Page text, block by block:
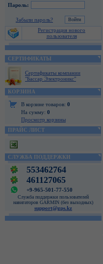
Пароль:
Забыли пароль?
Регистрация нового
пользователя
СЕРТИФИКАТЫ
Сертификаты компании
"Бассар Электроникс"
КОРЗИНА
В корзине товаров: 0
На сумму: 0
Просмотр корзины
ПРАЙС ЛИСТ
СЛУЖБА ПОДДЕРЖКИ
553462764
461127065
+9-965-501-77-550
Служба поддержки пользователей
навигаторов GARMIN (без выходных)
support@gps.kz